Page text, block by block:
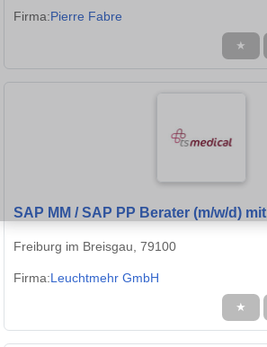
Firma:Pierre Fabre
★
SAP MM / SAP PP Berater (m/w/d)
Freiburg im Breisgau, 79100
Firma:Leuchtmehr GmbH
★